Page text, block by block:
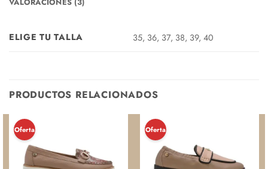
ELIGE TU TALLA 35, 36, 37, 38, 39, 40
PRODUCTOS RELACIONADOS
¡Oferta! ¡Oferta!